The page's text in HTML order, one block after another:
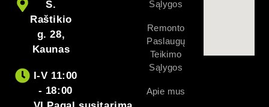
S.
Raštikio
g. 28,
Kaunas
I-V 11:00
- 18:00
Sąlygos
Remonto
Paslaugų
Teikimo
Sąlygos
Apie mus